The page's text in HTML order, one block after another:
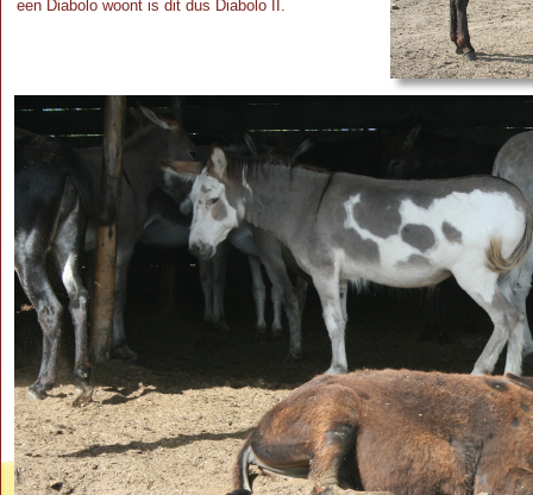
een Diabolo woont is dit dus Diabolo II.